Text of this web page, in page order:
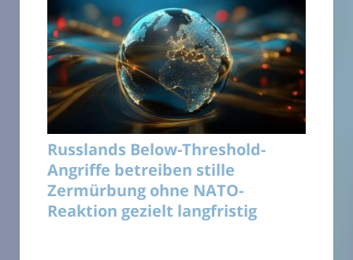
Russlands Below-Threshold-
Angriffe betreiben stille
Zermürbung ohne NATO-
Reaktion gezielt langfristig